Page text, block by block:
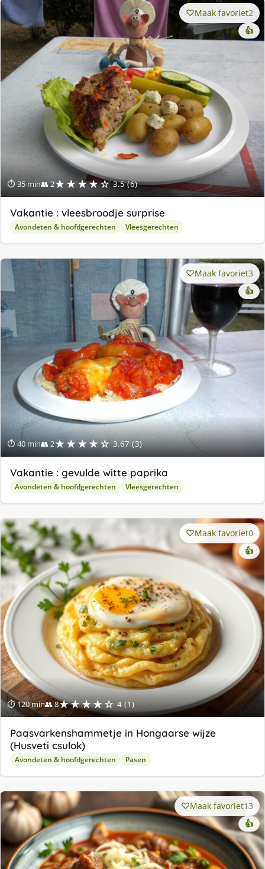
⏱ 35 min👥 2★★★★☆ 3.5 (6)
Maak favoriet2
👍
Vakantie : vleesbroodje surprise
Avondeten & hoofdgerechten Vleesgerechten
⏱ 40 min👥 2★★★★☆ 3.67 (3)
Maak favoriet3
👍
Vakantie : gevulde witte paprika
Avondeten & hoofdgerechten Vleesgerechten
⏱ 120 min👥 8★★★★☆ 4 (1)
Maak favoriet0
👍
Paasvarkenshammetje in Hongaarse wijze
(Husveti csulok)
Avondeten & hoofdgerechten Pasen
Maak favoriet13
👍